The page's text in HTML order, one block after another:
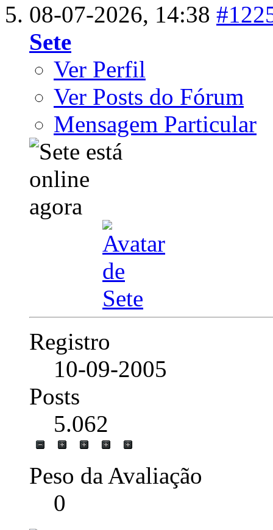
08-07-2026, 14:38
Sete
Ver Perfil
Ver Posts do Fórum
Mensagem Particular
Registro
10-09-2005
Posts
5.062
Peso da Avaliação
0